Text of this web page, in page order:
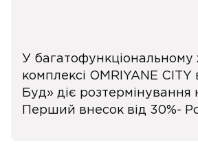
У
комплексі OMRIYANE CITY
Буд» діє розтермінування
Перший внесок від 30%-